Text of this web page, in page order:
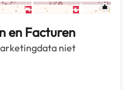
en Facturen
niet